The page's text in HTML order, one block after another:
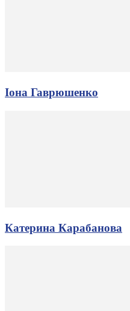
Іона Гаврюшенко
Катерина Карабанова